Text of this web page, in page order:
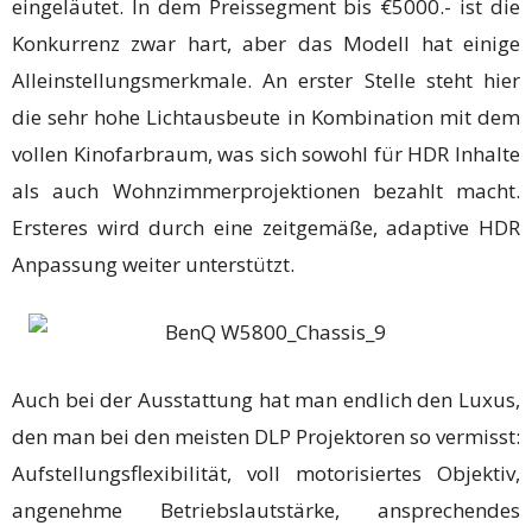
eingeläutet. In dem Preissegment bis €5000.- ist die
Konkurrenz zwar hart, aber das Modell hat einige
Alleinstellungsmerkmale. An erster Stelle steht hier
die sehr hohe Lichtausbeute in Kombination mit dem
vollen Kinofarbraum, was sich sowohl für HDR Inhalte
als auch Wohnzimmerprojektionen bezahlt macht.
Ersteres wird durch eine zeitgemäße, adaptive HDR
Anpassung weiter unterstützt.
Auch bei der Ausstattung hat man endlich den Luxus,
den man bei den meisten DLP Projektoren so vermisst:
Aufstellungsflexibilität, voll motorisiertes Objektiv,
angenehme Betriebslautstärke, ansprechendes